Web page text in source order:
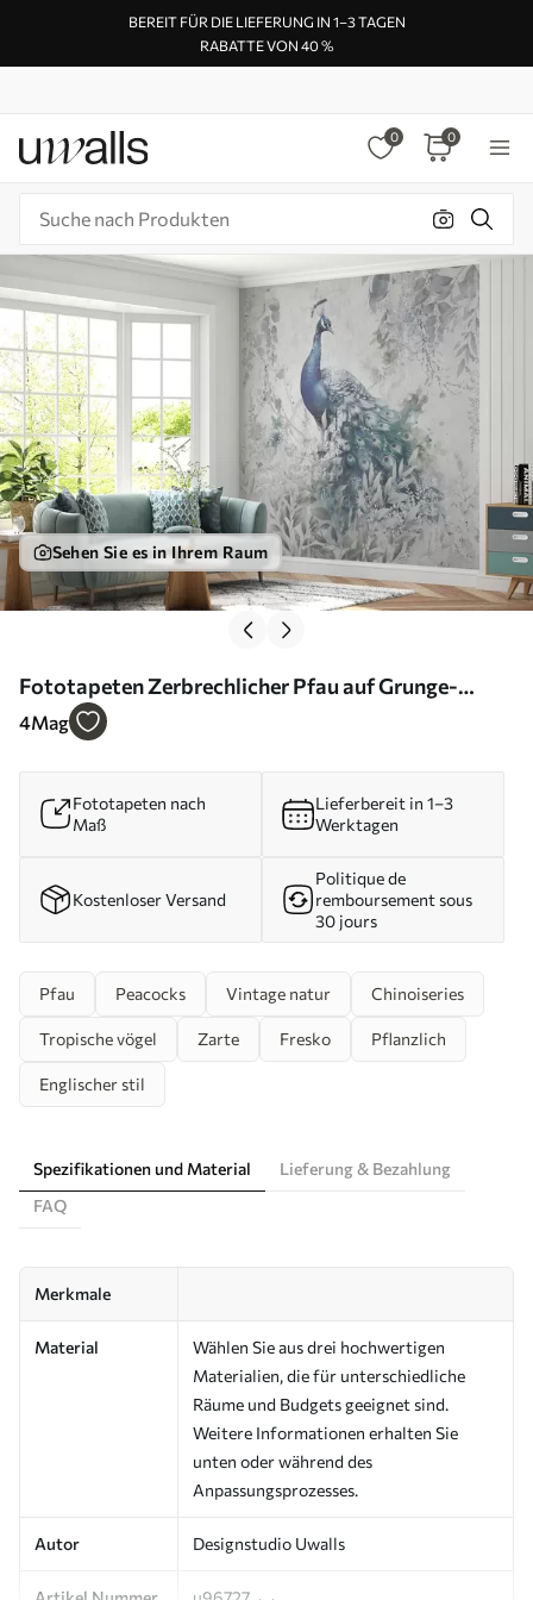
BEREIT FÜR DIE LIEFERUNG IN 1–3 TAGEN
RABATTE VON 40 %
0 0
Sehen Sie es in Ihrem Raum
Fototapeten Zerbrechlicher Pfau auf Grunge-
Betonhintergrund Nr. u96727
4Mag
Fototapeten nach
Maß
Lieferbereit in 1–3
Werktagen
Kostenloser Versand
Politique de
remboursement sous
30 jours
Pfau Peacocks Vintage natur Chinoiseries
Tropische vögel Zarte Fresko Pflanzlich
Englischer stil
Spezifikationen und Material
Lieferung & Bezahlung
FAQ
Merkmale
Material
Wählen Sie aus drei hochwertigen
Materialien, die für unterschiedliche
Räume und Budgets geeignet sind.
Weitere Informationen erhalten Sie
unten oder während des
Anpassungsprozesses.
Autor Designstudio Uwalls